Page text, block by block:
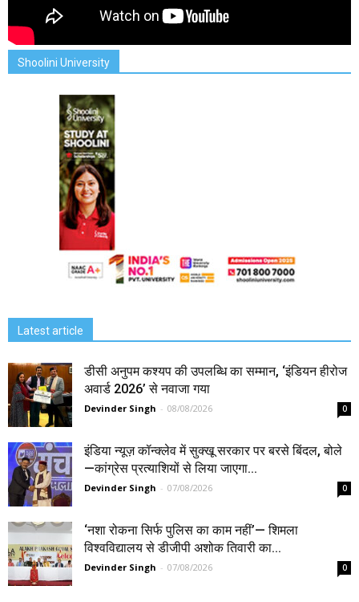
Shoolini University
Latest article
डीसी अनुपम कश्यप की उपलब्धि का सम्मान, ‘इंडियन हीरोज
अवार्ड 2026’ से नवाजा गया
Devinder Singh - 08/08/2026 0
इंडिया न्यूज़ कॉन्क्लेव में सुक्खू सरकार पर बरसे बिंदल, बोले
—कांग्रेस प्रत्याशियों से लिया जाएगा...
Devinder Singh - 07/08/2026 0
‘नशा रोकना सिर्फ पुलिस का काम नहीं’— शिमला
विश्वविद्यालय से डीजीपी अशोक तिवारी का...
Devinder Singh - 07/08/2026 0